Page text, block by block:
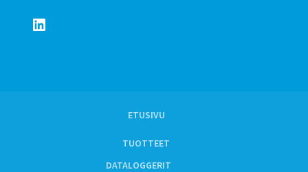
LinkedIn
ETUSIVU
TUOTTEET
DATALOGGERIT